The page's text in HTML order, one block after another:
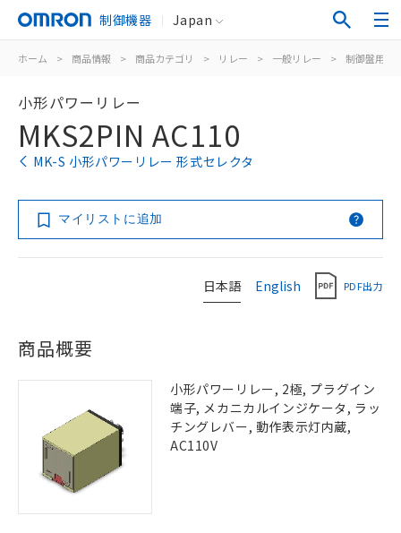
制御機器 Japan
ホーム > 商品情報 > 商品カテゴリ > リレー > 一般リレー > 制御盤用
小形パワーリレー
MKS2PIN AC110
MK-S 小形パワーリレー 形式セレクタ
マイリストに追加
日本語 English PDF出力
商品概要
小形パワーリレー, 2極, プラグイン
端子, メカニカルインジケータ, ラッ
チングレバー, 動作表示灯内蔵,
AC110V